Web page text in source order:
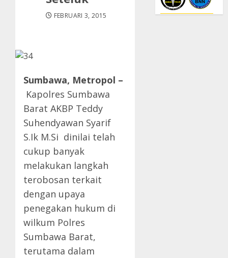
FEBRUARI 3, 2015
Sumbawa, Metropol –
Kapolres Sumbawa
Barat AKBP Teddy
Suhendyawan Syarif
S.Ik M.Si dinilai telah
cukup banyak
melakukan langkah
terobosan terkait
dengan upaya
penegakan hukum di
wilkum Polres
Sumbawa Barat,
terutama dalam